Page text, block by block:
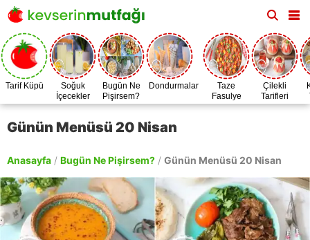
Tarif Küpü
Soğuk
İçecekler
Bugün Ne
Pişirsem?
Dondurmalar
Taze
Fasulye
Zamanı
Çilekli
Tarifleri
Günün Menüsü 20 Nisan
Anasayfa / Bugün Ne Pişirsem? / Günün Menüsü 20 Nisan